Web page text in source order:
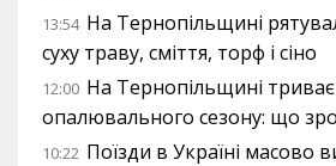
13:54 На Тернопільщині
суху траву, сміття, торф і сіно
12:00 На Тернопільщині
опалювального сезону: що
10:22 Поїзди в Україні масово